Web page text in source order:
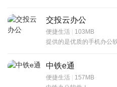
交投云办公
便捷生活 | 103MB
提供的是优质的手机办公
中铁e通
便捷生活 | 157MB